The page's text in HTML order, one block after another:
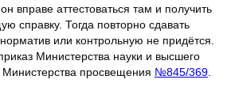
вправе аттестоваться там и получить
справку. Тогда повторно сдавать
или контрольную не придётся.
Министерства науки и высшего
просвещения №845/369